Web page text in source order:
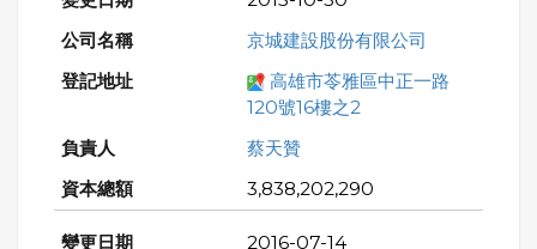
京城建設股份有限公司
高雄市苓雅區中正一路
120號16樓之2
蔡天贊
3,838,202,290
2016-07-14